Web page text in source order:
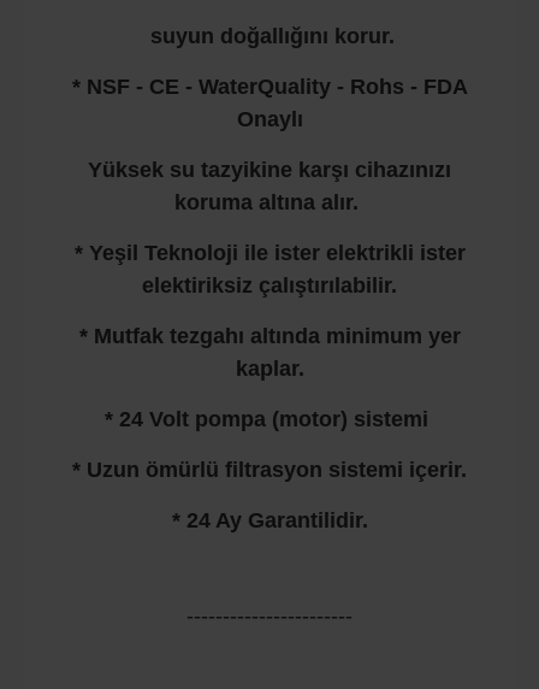
suyun doğallığını korur.
* NSF - CE - WaterQuality - Rohs - FDA
Onaylı
Yüksek su tazyikine karşı cihazınızı
koruma altına alır.
* Yeşil Teknoloji ile ister elektrikli ister
elektiriksiz çalıştırılabilir.
* Mutfak tezgahı altında minimum yer
kaplar.
* 24 Volt pompa (motor) sistemi
* Uzun ömürlü filtrasyon sistemi içerir.
* 24 Ay Garantilidir.
-----------------------